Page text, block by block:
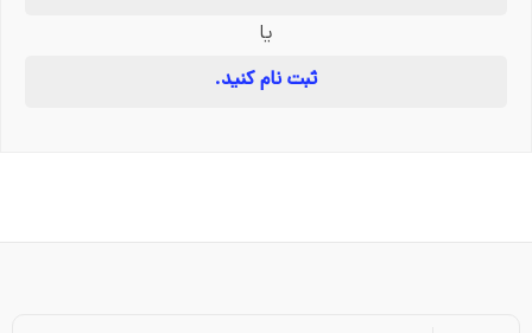
یا
ثبت نام کنید.